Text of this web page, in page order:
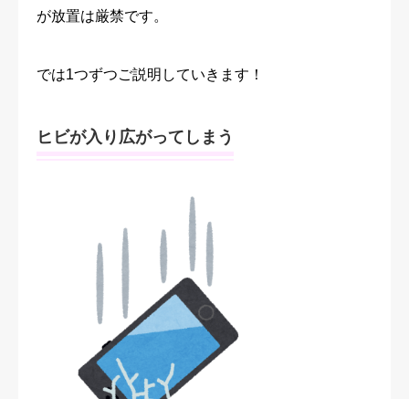
が放置は厳禁です。
では1つずつご説明していきます！
ヒビが入り広がってしまう